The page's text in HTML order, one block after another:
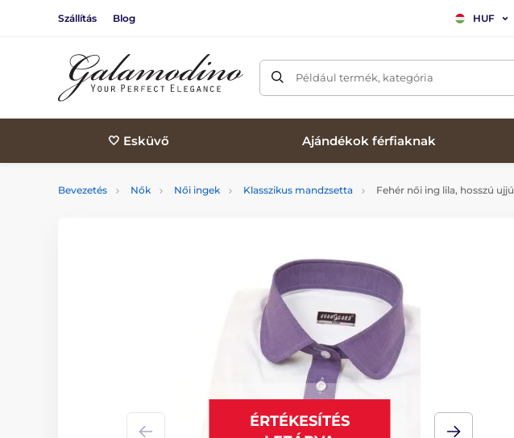
Szállítás Blog HUF
Például termék, kategória
🤍 Esküvő Ajándékok férfiaknak
Bevezetés Nők Női ingek Klasszikus mandzsetta Fehér női ing lila, hosszú ujjú
ÉRTÉKESÍTÉS